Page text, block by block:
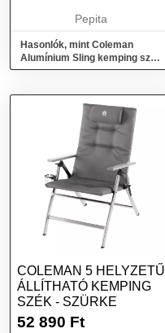
Pepita
Hasonlók, mint Coleman
Alumínium Sling kemping szék
- Szürke
COLEMAN 5 HELYZETŰ
ÁLLÍTHATÓ KEMPING
SZÉK - SZÜRKE
52 890 Ft